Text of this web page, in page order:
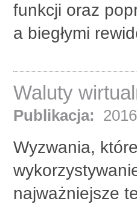
funkcji oraz
a biegłymi
Waluty
Publikacja:
Wyzwania,
najważniejsze